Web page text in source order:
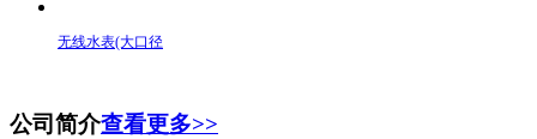
无线水表(大口径
公司简介查看更多>>